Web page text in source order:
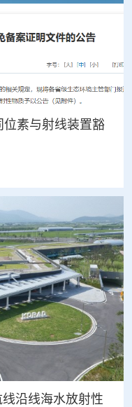
素与射线装置豁
沿线海水放射性